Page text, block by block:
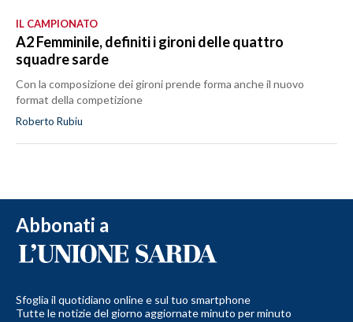
IL CAMPIONATO
A2 Femminile, definiti i gironi delle quattro
squadre sarde
Con la composizione dei gironi prende forma anche il nuovo
format della competizione
Roberto Rubiu
Abbonati a
Sfoglia il quotidiano online e sul tuo smartphone
Tutte le notizie del giorno aggiornate minuto per minuto